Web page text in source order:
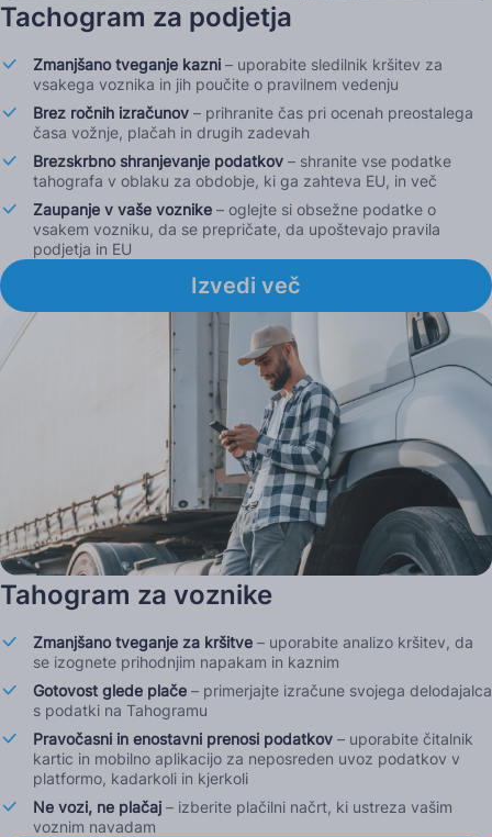
Tachogram za podjetja
Zmanjšano tveganje kazni – uporabite sledilnik kršitev za
vsakega voznika in jih poučite o pravilnem vedenju
Brez ročnih izračunov – prihranite čas pri ocenah preostalega
časa vožnje, plačah in drugih zadevah
Brezskrbno shranjevanje podatkov – shranite vse podatke
tahografa v oblaku za obdobje, ki ga zahteva EU, in več
Zaupanje v vaše voznike – oglejte si obsežne podatke o
vsakem vozniku, da se prepričate, da upoštevajo pravila
podjetja in EU
Izvedi več
Tahogram za voznike
Zmanjšano tveganje za kršitve – uporabite analizo kršitev, da
se izognete prihodnjim napakam in kaznim
Gotovost glede plače – primerjajte izračune svojega delodajalca
s podatki na Tahogramu
Pravočasni in enostavni prenosi podatkov – uporabite čitalnik
kartic in mobilno aplikacijo za neposreden uvoz podatkov v
platformo, kadarkoli in kjerkoli
Ne vozi, ne plačaj – izberite plačilni načrt, ki ustreza vašim
voznim navadam